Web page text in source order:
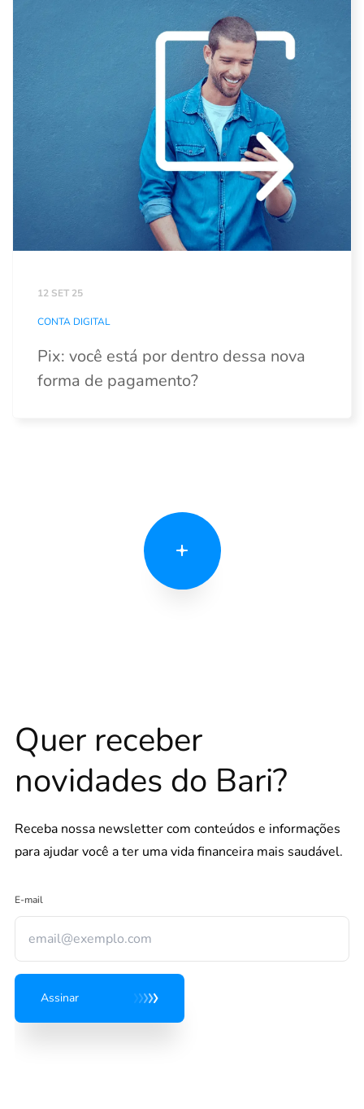
12 SET 25
CONTA DIGITAL
Pix: você está por dentro dessa nova
forma de pagamento?
Quer receber
novidades do Bari?
Receba nossa newsletter com conteúdos e informações
para ajudar você a ter uma vida financeira mais saudável.
E-mail
Assinar